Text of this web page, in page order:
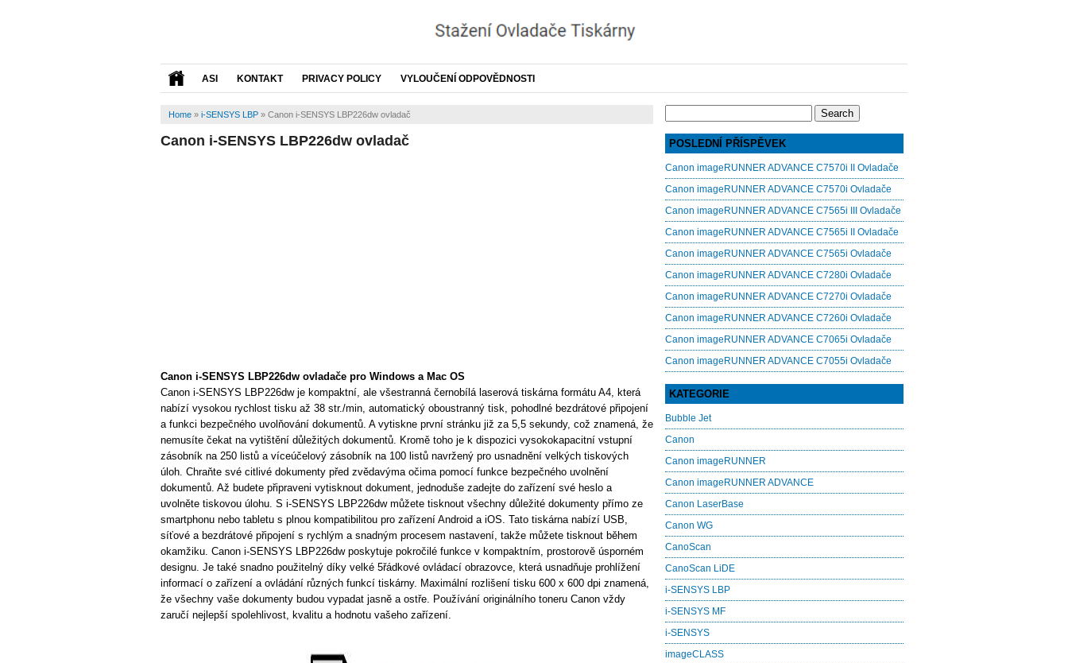
ASI KONTAKT PRIVACY POLICY VYLOUČENÍ ODPOVĚDNOSTI
Home » i-SENSYS LBP » Canon i-SENSYS LBP226dw ovladač
Canon i-SENSYS LBP226dw ovladač
Canon i-SENSYS LBP226dw ovladače pro Windows a Mac OS
Canon i-SENSYS LBP226dw je kompaktní, ale všestranná černobílá laserová tiskárna formátu A4, která
nabízí vysokou rychlost tisku až 38 str./min, automatický oboustranný tisk, pohodlné bezdrátové připojení
a funkci bezpečného uvolňování dokumentů. A vytiskne první stránku již za 5,5 sekundy, což znamená, že
nemusíte čekat na vytištění důležitých dokumentů. Kromě toho je k dispozici vysokokapacitní vstupní
zásobník na 250 listů a víceúčelový zásobník na 100 listů navržený pro usnadnění velkých tiskových
úloh. Chraňte své citlivé dokumenty před zvědavýma očima pomocí funkce bezpečného uvolnění
dokumentů. Až budete připraveni vytisknout dokument, jednoduše zadejte do zařízení své heslo a
uvolněte tiskovou úlohu. S i-SENSYS LBP226dw můžete tisknout všechny důležité dokumenty přímo ze
smartphonu nebo tabletu s plnou kompatibilitou pro zařízení Android a iOS. Tato tiskárna nabízí USB,
síťové a bezdrátové připojení s rychlým a snadným procesem nastavení, takže můžete tisknout během
okamžiku. Canon i-SENSYS LBP226dw poskytuje pokročilé funkce v kompaktním, prostorově úsporném
designu. Je také snadno použitelný díky velké 5řádkové ovládací obrazovce, která usnadňuje prohlížení
informací o zařízení a ovládání různých funkcí tiskárny. Maximální rozlišení tisku 600 x 600 dpi znamená,
že všechny vaše dokumenty budou vypadat jasně a ostře. Používání originálního toneru Canon vždy
zaručí nejlepší spolehlivost, kvalitu a hodnotu vašeho zařízení.
POSLEDNÍ PŘÍSPĚVEK
Canon imageRUNNER ADVANCE C7570i II Ovladače
Canon imageRUNNER ADVANCE C7570i Ovladače
Canon imageRUNNER ADVANCE C7565i III Ovladače
Canon imageRUNNER ADVANCE C7565i II Ovladače
Canon imageRUNNER ADVANCE C7565i Ovladače
Canon imageRUNNER ADVANCE C7280i Ovladače
Canon imageRUNNER ADVANCE C7270i Ovladače
Canon imageRUNNER ADVANCE C7260i Ovladače
Canon imageRUNNER ADVANCE C7065i Ovladače
Canon imageRUNNER ADVANCE C7055i Ovladače
KATEGORIE
Bubble Jet
Canon
Canon imageRUNNER
Canon imageRUNNER ADVANCE
Canon LaserBase
Canon WG
CanoScan
CanoScan LiDE
i-SENSYS LBP
i-SENSYS MF
i‑SENSYS
imageCLASS